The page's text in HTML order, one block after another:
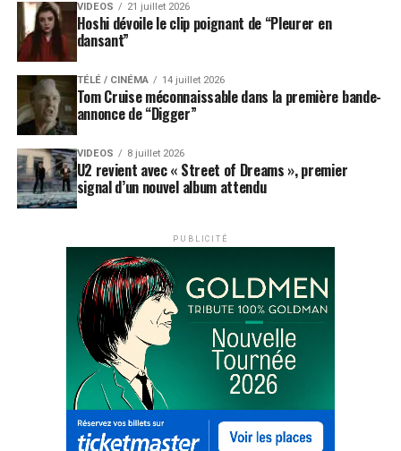
VIDEOS 21 juillet 2026
Hoshi dévoile le clip poignant de “Pleurer en
dansant”
TÉLÉ / CINÉMA 14 juillet 2026
Tom Cruise méconnaissable dans la première bande-
annonce de “Digger”
VIDEOS 8 juillet 2026
U2 revient avec « Street of Dreams », premier
signal d’un nouvel album attendu
PUBLICITÉ